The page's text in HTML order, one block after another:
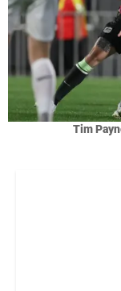
Tim